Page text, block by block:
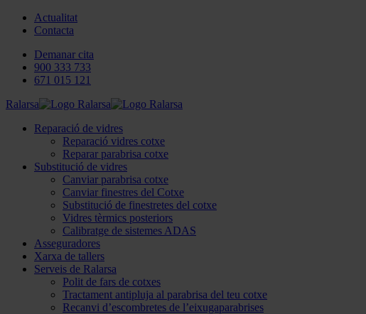
Actualitat
Contacta
Demanar cita
900 333 733
671 015 121
Ralarsa
Reparació de vidres
Reparació vidres cotxe
Reparar parabrisa cotxe
Substitució de vidres
Canviar parabrisa cotxe
Canviar finestres del Cotxe
Substitució de finestretes del cotxe
Vidres tèrmics posteriors
Calibratge de sistemes ADAS
Asseguradores
Xarxa de tallers
Serveis de Ralarsa
Polit de fars de cotxes
Tractament antipluja al parabrisa del teu cotxe
Recanvi d’escombretes de l’eixugaparabrises